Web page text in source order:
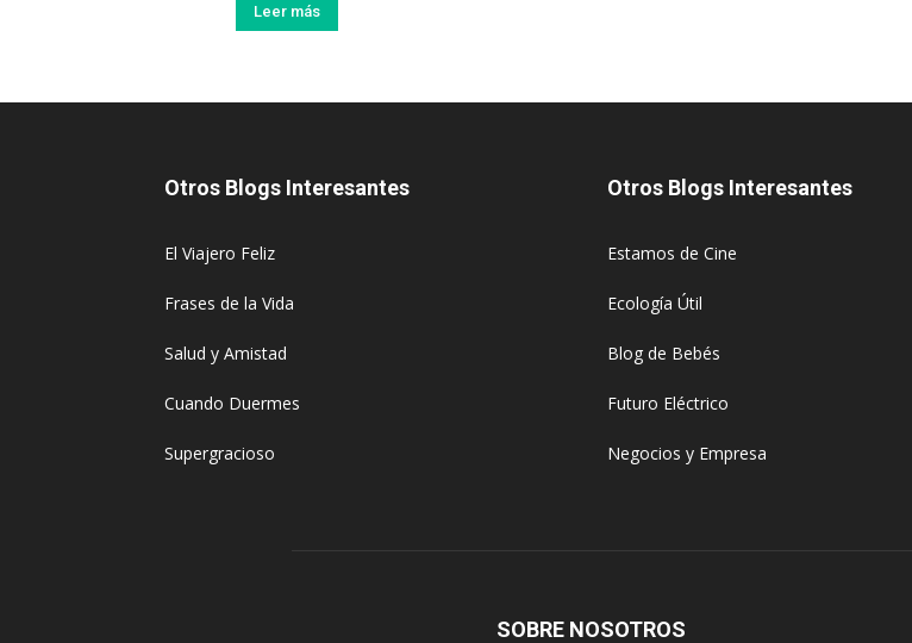
Leer más
Otros Blogs Interesantes
El Viajero Feliz
Frases de la Vida
Salud y Amistad
Cuando Duermes
Supergracioso
Otros Blogs Interesantes
Estamos de Cine
Ecología Útil
Blog de Bebés
Futuro Eléctrico
Negocios y Empresa
SOBRE NOSOTROS